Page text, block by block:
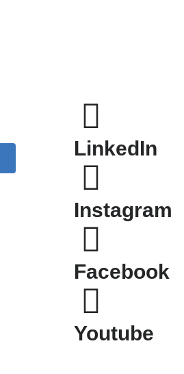
LinkedIn
Instagram
Facebook
Youtube